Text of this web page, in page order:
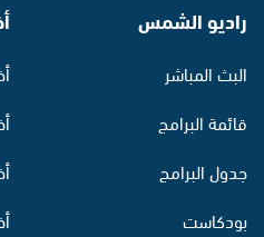
راديو الشمس
البث المباشر
قائمة البرامج
جدول البرامج
بودكاست